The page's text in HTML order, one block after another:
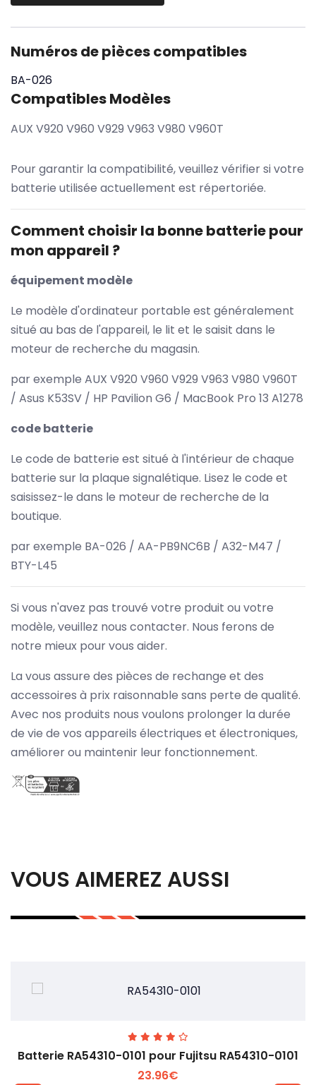
Numéros de pièces compatibles
BA-026
Compatibles Modèles
AUX V920 V960 V929 V963 V980 V960T
Pour garantir la compatibilité, veuillez vérifier si votre
batterie utilisée actuellement est répertoriée.
Comment choisir la bonne batterie pour
mon appareil ?
équipement modèle
Le modèle d'ordinateur portable est généralement
situé au bas de l'appareil, le lit et le saisit dans le
moteur de recherche du magasin.
par exemple AUX V920 V960 V929 V963 V980 V960T
/ Asus K53SV / HP Pavilion G6 / MacBook Pro 13 A1278
code batterie
Le code de batterie est situé à l'intérieur de chaque
batterie sur la plaque signalétique. Lisez le code et
saisissez-le dans le moteur de recherche de la
boutique.
par exemple BA-026 / AA-PB9NC6B / A32-M47 /
BTY-L45
Si vous n'avez pas trouvé votre produit ou votre
modèle, veuillez nous contacter. Nous ferons de
notre mieux pour vous aider.
La vous assure des pièces de rechange et des
accessoires à prix raisonnable sans perte de qualité.
Avec nos produits nous voulons prolonger la durée
de vie de vos appareils électriques et électroniques,
améliorer ou maintenir leur fonctionnement.
VOUS AIMEREZ AUSSI
Batterie RA54310-0101 pour Fujitsu RA54310-0101
23.96€